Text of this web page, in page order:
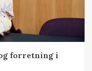
forretning i